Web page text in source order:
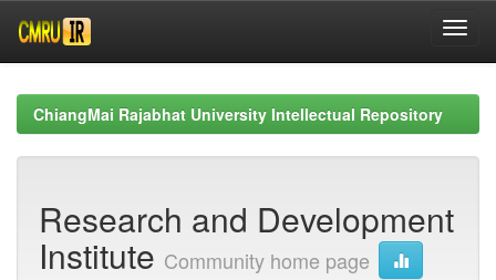
navigationChiangMai Rajabhat University Intellectual Repository
Research and Development
Institute Community home page